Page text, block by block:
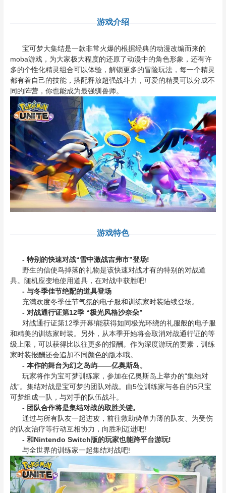
游戏介绍
宝可梦大集结是一款非常火爆的根据经典的动漫改编而来的
moba游戏，为大家极大程度的还原了动漫中的角色形象，还有许
多的个性化精灵组合可以体验，解锁更多的冒险玩法，每一个精灵
都有着自己的技能，搭配释放超强战斗力，可爱的精灵可以分成不
同的阵营，你也能成为最强驯兽师。
游戏特色
- 特别的快速对战“雪中激战吉弗市”登场!
野生的信使鸟掉落的礼物是该快速对战才有的特别的对战道
具。随机应变地使用道具，在对战中获胜吧!
- 与冬季佳节绝配的道具登场
充满欢度冬季佳节气氛的电子服和训练家时装陆续登场。
- 对战通行证第12季 “极光风格沙奈朵”
对战通行证第12季开幕!能获得如同极光环绕的礼服般的电子服
和精美的训练家时装。另外，从本季开始将会取消对战通行证的等
级上限，可以获得比以往更多的报酬。作为深度游玩的要素，训练
家时装报酬还会追加不同颜色的版本哦。
- 本作的舞台为幻之岛屿——亿奥斯岛。
玩家将作为宝可梦训练家，参加在亿奥斯岛上举办的“集结对
战”。集结对战是宝可梦的团队对战。由5位训练家与各自的5只宝
可梦组成一队，与对手的队伍战斗。
- 团队合作将是集结对战的取胜关键。
通过与所有队友一起进攻，前往救助势单力薄的队友、为受伤
的队友治疗等行动互相协力，向胜利迈进吧!
- 和Nintendo Switch版的玩家也能跨平台游玩!
与全世界的训练家一起集结对战吧!